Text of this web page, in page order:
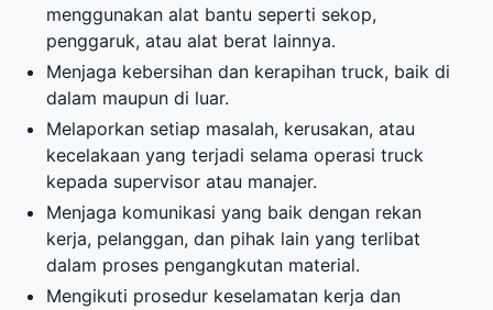
menggunakan alat bantu seperti sekop,
penggaruk, atau alat berat lainnya.
Menjaga kebersihan dan kerapihan truck, baik di
dalam maupun di luar.
Melaporkan setiap masalah, kerusakan, atau
kecelakaan yang terjadi selama operasi truck
kepada supervisor atau manajer.
Menjaga komunikasi yang baik dengan rekan
kerja, pelanggan, dan pihak lain yang terlibat
dalam proses pengangkutan material.
Mengikuti prosedur keselamatan kerja dan